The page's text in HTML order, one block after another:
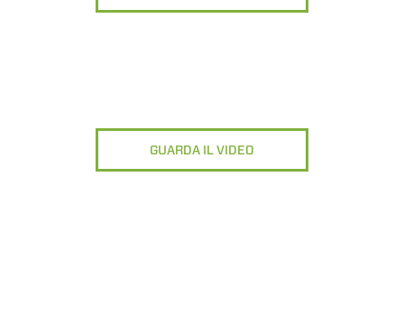
GUARDA IL VIDEO